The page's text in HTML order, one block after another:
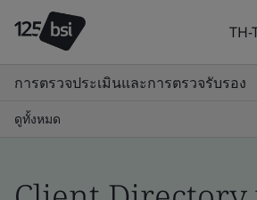
TH-
การตรวจประเมินและการตรวจรับรอง
ดูทั้งหมด